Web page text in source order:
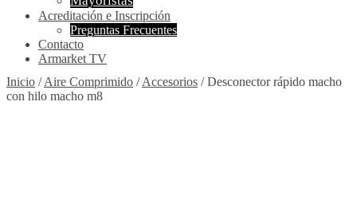
Acreditación e Inscripción
Preguntas Frecuentes
Contacto
Armarket TV
Inicio /Aire Comprimido /Accesorios /Desconector rápido macho
con hilo macho m8